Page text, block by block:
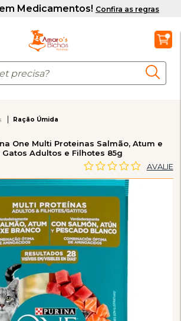
Ração Úmida
One Multi Proteinas Salmão, Atum e
Gatos Adultos e Filhotes 85g
AVALIE